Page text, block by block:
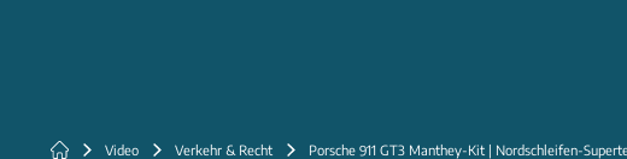
Video Verkehr & Recht Porsche 911 GT3 Manthey-Kit | Nordschleifen-